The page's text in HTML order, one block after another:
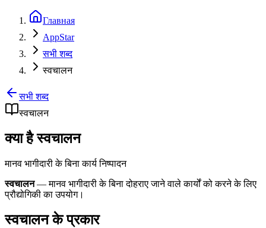
Главная
AppStar
सभी शब्द
स्वचालन
सभी शब्द
स्वचालन
क्या है स्वचालन
मानव भागीदारी के बिना कार्य निष्पादन
स्वचालन— मानव भागीदारी के बिना दोहराए जाने वाले कार्यों को करने के लिए
प्रौद्योगिकी का उपयोग।
स्वचालन के प्रकार